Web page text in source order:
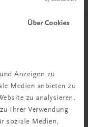
Über Cookies
Anzeigen zu
Medien anbieten zu
zu analysieren.
Ihrer Verwendung
soziale Medien,